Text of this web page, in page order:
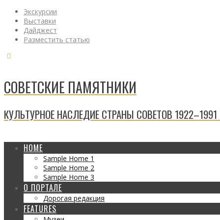
Экскурсии
Выставки
Дайджест
Разместить статью
СОВЕТСКИЕ ПАМЯТНИКИ
КУЛЬТУРНОЕ НАСЛЕДИЕ СТРАНЫ СОВЕТОВ 1922–1991
HOME
Sample Home 1
Sample Home 2
Sample Home 3
О ПОРТАЛЕ
Дорогая редакция
FEATURES